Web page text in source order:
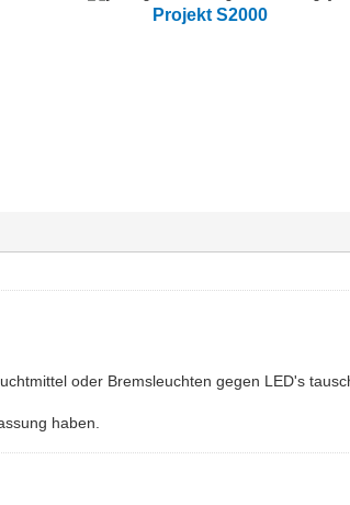
Projekt S2000
oder Bremsleuchten gegen LED's
haben.